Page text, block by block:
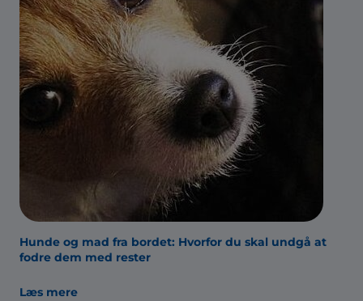
Hunde og mad fra bordet: Hvorfor du skal undgå at
fodre dem med rester
Læs mere